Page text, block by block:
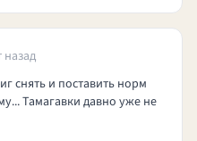
назад
снять и поставить норм
Тамагавки давно уже не